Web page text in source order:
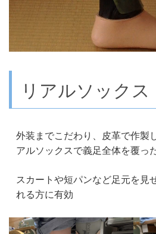
リアルソックス
外装までこだわり、皮革で作製
アルソックスで義足全体を覆っ
スカートや短パンなど足元を見
れる方に有効